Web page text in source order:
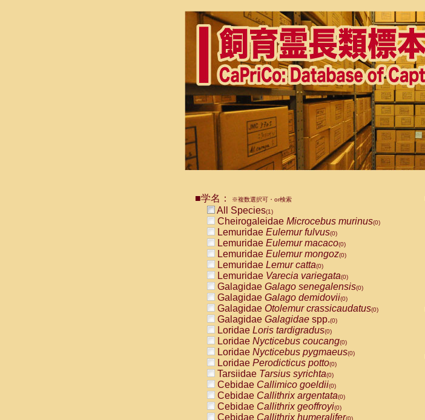
■学名： ※複数選択可・or検索
All Species(1)
Cheirogaleidae Microcebus murinus(0)
Lemuridae Eulemur fulvus(0)
Lemuridae Eulemur macaco(0)
Lemuridae Eulemur mongoz(0)
Lemuridae Lemur catta(0)
Lemuridae Varecia variegata(0)
Galagidae Galago senegalensis(0)
Galagidae Galago demidovii(0)
Galagidae Otolemur crassicaudatus(0)
Galagidae Galagidae spp.(0)
Loridae Loris tardigradus(0)
Loridae Nycticebus coucang(0)
Loridae Nycticebus pygmaeus(0)
Loridae Perodicticus potto(0)
Tarsiidae Tarsius syrichta(0)
Cebidae Callimico goeldii(0)
Cebidae Callithrix argentata(0)
Cebidae Callithrix geoffroyi(0)
Cebidae Callithrix humeralifer(0)